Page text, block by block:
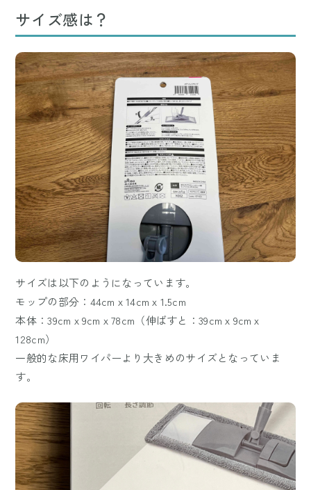
サイズ感は？
サイズは以下のようになっています。
モップの部分：44cmｘ14cmｘ1.5cm
本体：39cmｘ9cmｘ78cm（伸ばすと：39cmｘ9cmｘ
128cm）
一般的な床用ワイパーより大きめのサイズとなっていま
す。